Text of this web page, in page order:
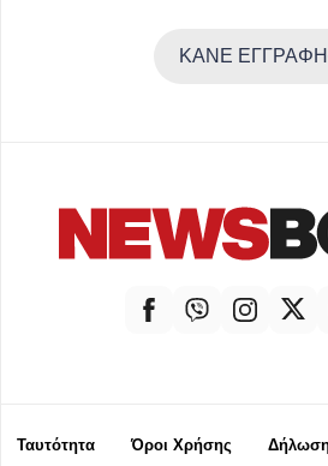
ΚΑΝΕ ΕΓΓΡΑΦΗ
Ταυτότητα Όροι Χρήσης Δήλωση